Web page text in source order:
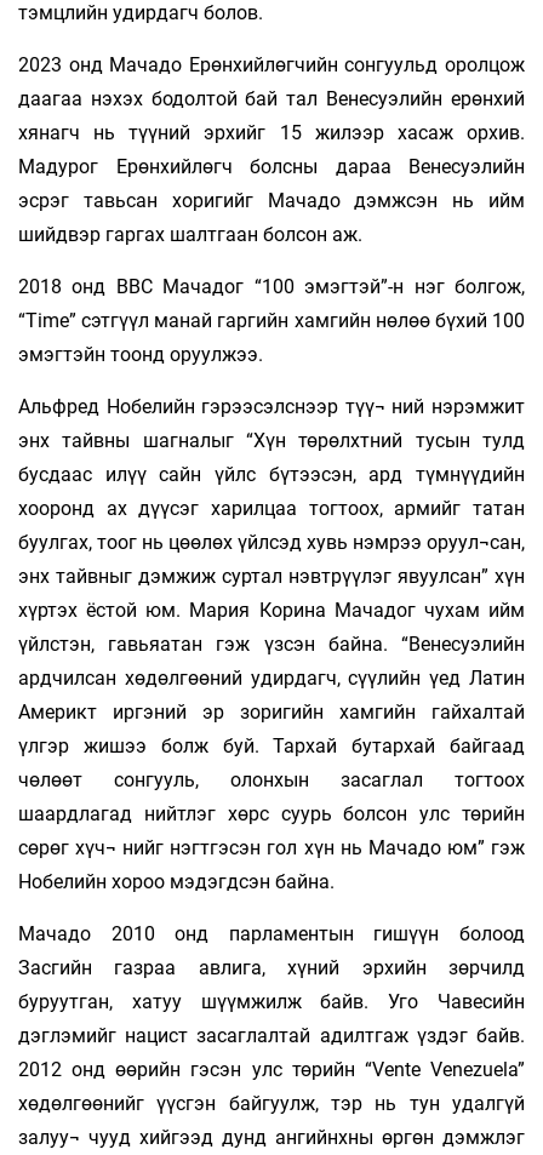
тэмцлийн удирдагч болов.
2023 онд Мачадо Ерөнхийлөгчийн сонгуульд оролцож
даагаа нэхэх бодолтой бай тал Венесуэлийн ерөнхий
хянагч нь түүний эрхийг 15 жилээр хасаж орхив.
Мадурог Ерөнхийлөгч болсны дараа Венесуэлийн
эсрэг тавьсан хоригийг Мачадо дэмжсэн нь ийм
шийдвэр гаргах шалтгаан болсон аж.
2018 онд ВВС Мачадог “100 эмэгтэй”-н нэг болгож,
“Time” сэтгүүл манай гаргийн хамгийн нөлөө бүхий 100
эмэгтэйн тоонд оруулжээ.
Альфред Нобелийн гэрээсэлснээр түү¬ ний нэрэмжит
энх тайвны шагналыг “Хүн төрөлхтний тусын тулд
бусдаас илүү сайн үйлс бүтээсэн, ард түмнүүдийн
хооронд ах дүүсэг харилцаа тогтоох, армийг татан
буулгах, тоог нь цөөлөх үйлсэд хувь нэмрээ оруул¬сан,
энх тайвныг дэмжиж суртал нэвтрүүлэг явуулсан” хүн
хүртэх ёстой юм. Мария Корина Мачадог чухам ийм
үйлстэн, гавьяатан гэж үзсэн байна. “Венесуэлийн
ардчилсан хөдөлгөөний удирдагч, сүүлийн үед Латин
Америкт иргэний эр зоригийн хамгийн гайхалтай
үлгэр жишээ болж буй. Тархай бутархай байгаад
чөлөөт сонгууль, олонхын засаглал тогтоох
шаардлагад нийтлэг хөрс суурь болсон улс төрийн
сөрөг хүч¬ нийг нэгтгэсэн гол хүн нь Мачадо юм” гэж
Нобелийн хороо мэдэгдсэн байна.
Мачадо 2010 онд парламентын гишүүн болоод
Засгийн газраа авлига, хүний эрхийн зөрчилд
буруутган, хатуу шүүмжилж байв. Уго Чавесийн
дэглэмийг нацист засаглалтай адилтгаж үздэг байв.
2012 онд өөрийн гэсэн улс төрийн “Vente Venezuela”
хөдөлгөөнийг үүсгэн байгуулж, тэр нь тун удалгүй
залуу¬ чууд хийгээд дунд ангийнхны өргөн дэмжлэг